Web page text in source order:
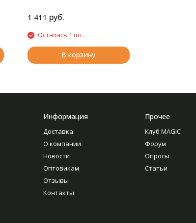
1 411 руб.
Осталась 1 шт.
В корзину
Информация
Доставка
О компании
Новости
Оптовикам
Отзывы
Контакты
Прочее
Клуб MAGIC
Форум
Опросы
Статьи